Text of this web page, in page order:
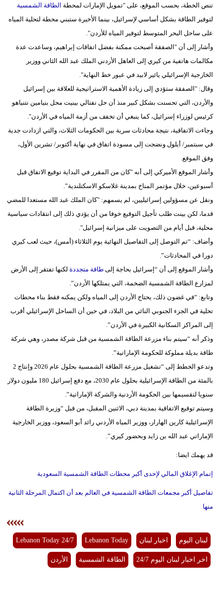
تعليم
علوم
وتكنولوجيا
بيئة
فيديو
تنص الخطة، بحسب الموقع، على "تمويل الإمارات لمحطة الطاقة الشمسية
لتوفير الطاقة بشكل أساسي لإسرائيل، بينما الأخيرة ستبني محطة لتحلية المياه
على ساحل البحر المتوسط لتوفير المياه للأردن".
وأشار إلى أن "الصفقة أصبحت ممكنة بفضل اتفاقات إبراهيم، وساعدت عدة
مكالمات هاتفية من كيري إلى العاهل الأردني الملك عبد الله الثاني ووزير
الخارجية الإسرائيلي يائير لابيد في عبور خط النهاية".
وقال: "الصفقة ستؤدي إلى زيادة الأهمية الاستراتيجية للعلاقة بين إسرائيل
والأردن، التي تحسنت بشكل كبير منذ أن حل نفتالي بينيت محل بنيامين نتنياهو
كرئيس لوزراء إسرائيل، كما ينبغي أن تخفف من أزمة المياه في الأردن".
وجاءت الاتفاقية، نتيجة محادثات سرية بين الحكومات الثلاث، والتي ازدادت جدية
في سبتمبر/ أيلول ونضجت إلى مسودة اتفاق في نهاية أكتوبر/ تشرين الأول،
وفق الموقع.
وأشار الموقع الأميركي إلى أنه "كان من المقرر في البداية توقيع الاتفاق قبل
أسبوعين، خلال مؤتمر المناخ بمدينة غلاسكو الاسكتلندية”.
ونقل عن مسؤولين إسرائيليين، لم يسمهم: "كان الملك عبد الله مستعدا للمضي
قدما، لكن بينت طلب تأجيل التوقيع خوفا من أن يؤدي ذلك إلى انتقادات سياسية
محلية، قبل أيام من التصويت على ميزانية إسرائيل".
وأضاف: “تم التوصل إلى التفاصيل النهائية يوم الثلاثاء (أمس)، حيث لعب كيري
دورا في المحادثات”.
وأشار الموقع إلى أن “إسرائيل بحاجة إلى طاقة متجددة لكنها تفتقر إلى الأرض
لمزارع الطاقة الشمسية الضخمة، التي يمتلكها الأردن”.
وتابع: “في غضون ذلك، يحتاج الأردن إلى المياه ولكن يمكنه فقط بناء محطات
تحلية في الجزء الجنوبي النائي من البلاد، في حين أن الساحل الإسرائيلي أقرب
إلى المراكز السكانية الكبيرة في الأردن”.
وذكر أنه “سيتم بناء مزرعة الطاقة الشمسية من قبل شركة مصدر، وهي شركة
طاقة بديلة مملوكة للحكومة الإماراتية”.
وتدعو الخطط إلى “تشغيل مزرعة الطاقة الشمسية بحلول عام 2026 وإنتاج 2
بالمئة من الطاقة الإسرائيلية بحلول عام 2030، مع دفع إسرائيل 180 مليون دولار
سنويا لتقسيمها بين الحكومة الأردنية والشركة الإماراتية”.
وسيتم توقيع الاتفاقية بمدينة دبي، الاثنين المقبل، من قبل “وزيرة الطاقة
الإسرائيلية كارين الهارار، ووزير المياه الأردني رائد أبو السعود، ووزير الخارجية
الإماراتي عبد الله بن زايد وبحضور كيري”.
قد يهمك ايضا:
إتمام الإغلاق المالي لإحدى أكبر محطات الطاقة الشمسية السعودية
تفاصيل أكبر مجمعات الطاقة الشمسية في العالم بعد أن اكتمال المرحلة الثانية
منها
لبنان اليوم اخبار لبنان Lebanon Today
Lebanon Today 24/7
اخر اخبار لبنان اليوم 24/7 الطاقة الشمسية الأردن